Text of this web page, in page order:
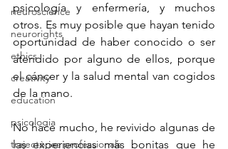
neuroscience
neurorights
ethics
creativity
education
psicologia
trajectòries professionals
psicología y enfermería, y muchos
otros. Es muy posible que hayan tenido
oportunidad de haber conocido o ser
atendido por alguno de ellos, porque
el cáncer y la salud mental van cogidos
de la mano.
No hace mucho, he revivido algunas de
las experiencias más bonitas que he